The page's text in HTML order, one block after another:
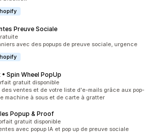
Preuve Sociale
5
avec des popups de preuve sociale, urgence
Spin Wheel PopUp
5
gratuit disponible
ventes et de votre liste d'e-mails grâce aux pop-
machine à sous et de carte à gratter
Popup & Proof
5
gratuit disponible
avec popup IA et pop up de preuve sociale